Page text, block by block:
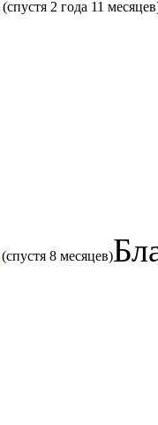
(спустя 2 года 11
(спустя 8 месяцев)